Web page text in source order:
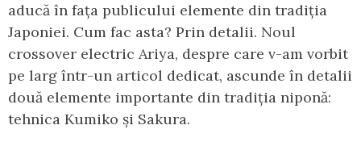
aducă în fața publicului elemente din tradiția
Japoniei. Cum fac asta? Prin detalii. Noul
crossover electric Ariya, despre care v-am vorbit
pe larg într-un articol dedicat, ascunde în detalii
două elemente importante din tradiția niponă:
tehnica Kumiko și Sakura.